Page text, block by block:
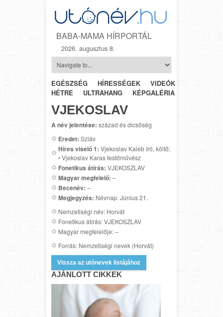
BABA-MAMA HÍRPORTÁL
2026. augusztus 8.
EGÉSZSÉG HÍRESSÉGEK VIDEÓK
HÉTRŐL-
HÉTRE
ULTRAHANG KÉPGALÉRIA
VJEKOSLAV
A név jelentése: század és dicsőség
Eredet: Szláv
Híres viselő 1: Vjekoslav Kaleb író, költő;
• Vjekoslav Karas festőművész
Fonetikus átírás: VJEKOSZLAV
Magyar megfelelő: –
Becenév: –
Megjegyzés: Névnap: Június 21.
Nemzetiségi név: Horvát
Fonetikus átírás: VJEKOSZLAV
Magyar megfelelője: –
Forrás: Nemzetiségi nevek (Horvát)
Vissza az utónevek listájához
AJÁNLOTT CIKKEK